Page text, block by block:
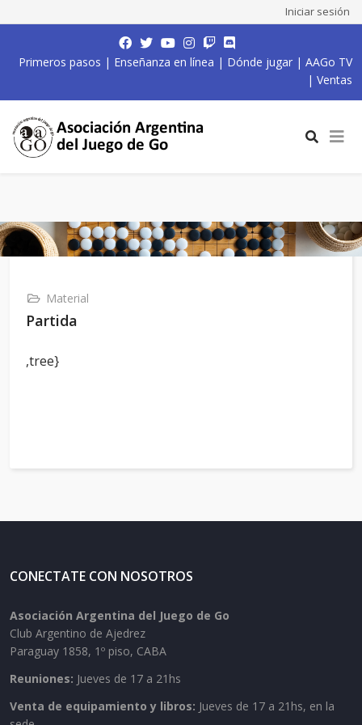
Iniciar sesión
Primeros pasos | Enseñanza en línea | Dónde jugar | AAGo TV
| Ventas
Material
Partida
,tree}
CONECTATE CON NOSOTROS
Asociación Argentina del Juego de Go
Club Argentino de Ajedrez
Paraguay 1858, 1º piso, CABA
Reuniones: Jueves de 17 a 21hs
Venta de equipamiento y libros: Jueves de 17 a 21hs, en la